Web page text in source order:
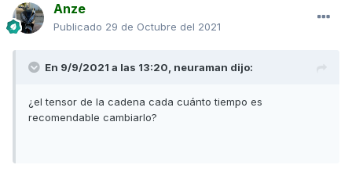
Anze
Publicado 29 de Octubre del 2021
En 9/9/2021 a las 13:20, neuraman dijo:
¿el tensor de la cadena cada cuánto tiempo es
recomendable cambiarlo?